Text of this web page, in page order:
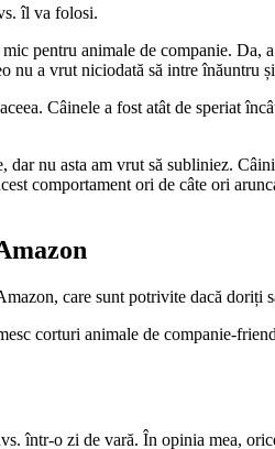
îl va folosi.
pentru animale de companie.
a vrut niciodată să intre înăuntru
Câinele a fost atât de speriat
nu asta am vrut să subliniez.
comportament ori de câte ori
care sunt potrivite dacă doriți
corturi animale de companie-
într-o zi de vară. În opinia mea,